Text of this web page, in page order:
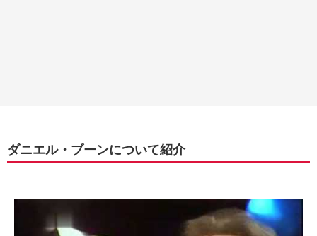
ダニエル・ブーンについて紹介